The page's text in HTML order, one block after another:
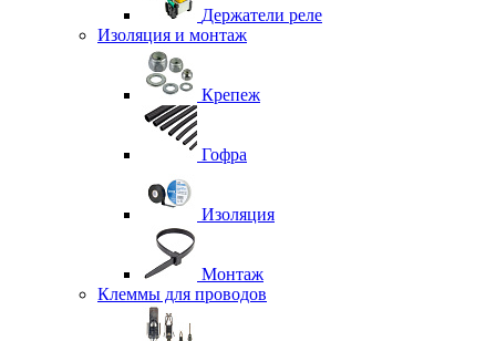
Держатели реле
Изоляция и монтаж
Крепеж
Гофра
Изоляция
Монтаж
Клеммы для проводов